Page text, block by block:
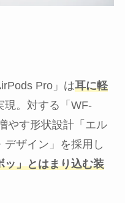
Pro」は耳に軽
現。対する「WF-
やす形状設計「エル
デザイン」を採用し
ッ」とはまり込む装